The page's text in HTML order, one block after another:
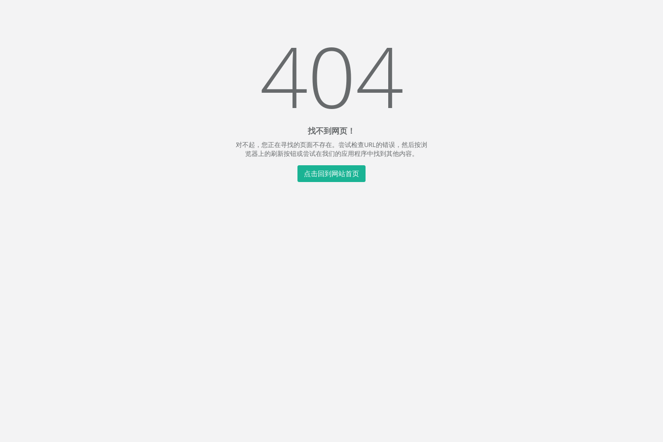
404
找不到网页！
对不起，您正在寻找的页面不存在。尝试检查URL的错误，然后按浏
览器上的刷新按钮或尝试在我们的应用程序中找到其他内容。
点击回到网站首页